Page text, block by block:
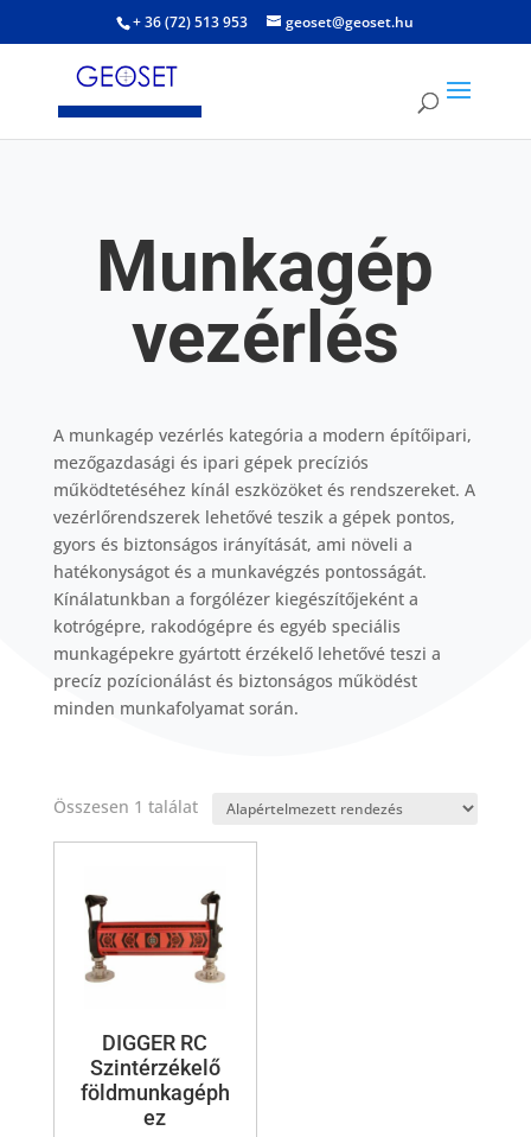
+ 36 (72) 513 953 geoset@geoset.hu
Munkagép
vezérlés
A munkagép vezérlés kategória a modern építőipari,
mezőgazdasági és ipari gépek precíziós
működtetéséhez kínál eszközöket és rendszereket. A
vezérlőrendszerek lehetővé teszik a gépek pontos,
gyors és biztonságos irányítását, ami növeli a
hatékonyságot és a munkavégzés pontosságát.
Kínálatunkban a forgólézer kiegészítőjeként a
kotrógépre, rakodógépre és egyéb speciális
munkagépekre gyártott érzékelő lehetővé teszi a
precíz pozícionálást és biztonságos működést
minden munkafolyamat során.
Összesen 1 találat
DIGGER RC
Szintérzékelő
földmunkagéph
ez